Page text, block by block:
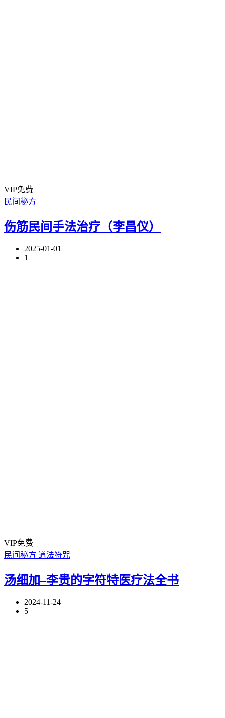
VIP免费
民间秘方
伤筋民间手法治疗（李昌仪）
2025-01-01
1
VIP免费
民间秘方 道法符咒
汤细加–李贵的字符特医疗法全书
2024-11-24
5